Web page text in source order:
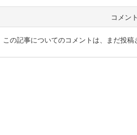
コメン
この記事についてのコメントは、まだ投稿